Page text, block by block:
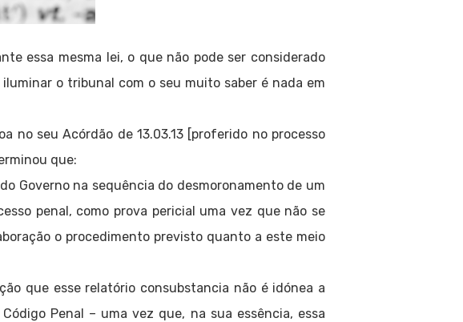
essa mesma lei, o que não pode ser considerado
o tribunal com o seu muito saber é nada em
no seu Acórdão de 13.03.13 [proferido no processo
que:
Governo na sequência do desmoronamento de um
penal, como prova pericial uma vez que não se
o procedimento previsto quanto a este meio
que esse relatório consubstancia não é idónea a
Penal – uma vez que, na sua essência, essa